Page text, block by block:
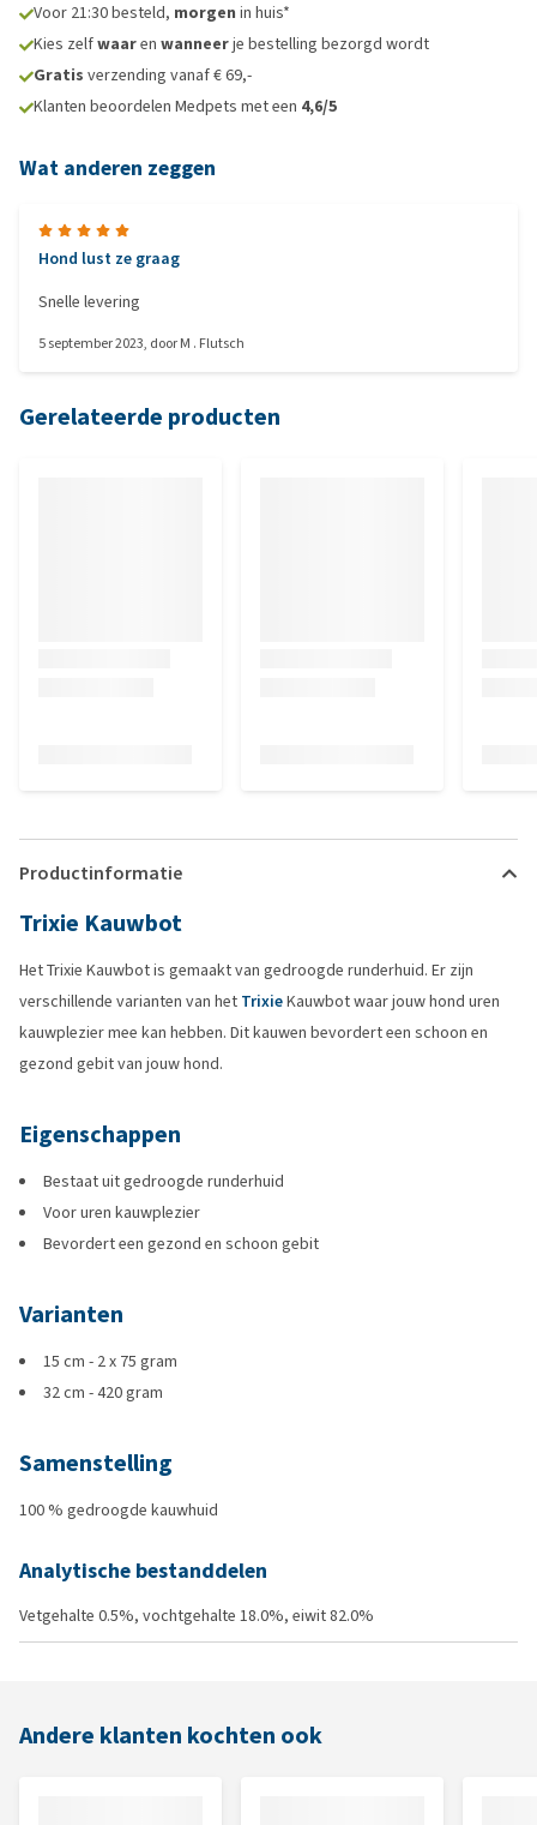
Voor 21:30 besteld, morgen in huis*
Kies zelfwaaren wanneerje bestelling bezorgd wordt
Gratis verzending vanaf € 69,-
Klanten beoordelen Medpets met een 4,6/5
Wat anderen zeggen
Hond lust ze graag
Snelle levering
5 september 2023, doorM . Flutsch
Gerelateerde producten
Productinformatie
Trixie Kauwbot
Het Trixie Kauwbot is gemaakt van gedroogde runderhuid. Er zijn
verschillende varianten van het TrixieKauwbot waar jouw hond uren
kauwplezier mee kan hebben. Dit kauwen bevordert een schoon en
gezond gebit van jouw hond.
Eigenschappen
Bestaat uit gedroogde runderhuid
Voor uren kauwplezier
Bevordert een gezond en schoon gebit
Varianten
15 cm - 2 x 75 gram
32 cm - 420 gram
Samenstelling
100 % gedroogde kauwhuid
Analytische bestanddelen
Vetgehalte 0.5%, vochtgehalte 18.0%, eiwit 82.0%
Andere klanten kochten ook